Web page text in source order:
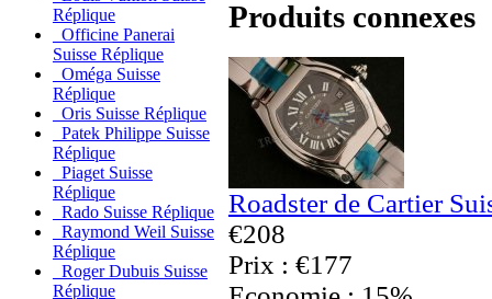
Réplique
Officine Panerai
Suisse Réplique
Oméga Suisse
Réplique
Oris Suisse Réplique
Patek Philippe Suisse
Réplique
Piaget Suisse
Réplique
Rado Suisse Réplique
Raymond Weil Suisse
Réplique
Roger Dubuis Suisse
Réplique
Produits connexes
Roadster de Cartier
€208
Prix : €177